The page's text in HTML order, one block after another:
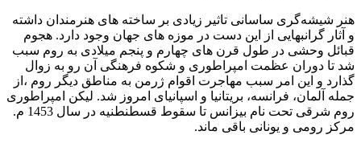
هنر شیشه‌گری ساسانی تاثیر زیادی بر ساخته های هنرمندان داشته
و آثار گرانبهایی از این دست در موزه های جهان وجود دارد. هجوم
قبائل وحشی در طول قرن های چهارم و پنجم میلادی به روم سبب
شد تا دوران عظمت امپراطوری و شکوه فرهنگی آن رو به زوال
گذارد و این امر سبب مهاجرت اقوام ژرمن به مناطق دیگر روم ،از
جمله آلمان، فرانسه، بریتانیا و اسپانیای امروز شد. لیکن امپراطوری
روم شرقی تحت نام بیزانس تا سقوط قسطنطنیه در سال 1453 م.
مرکز رومی و یونانی باقی ماند.